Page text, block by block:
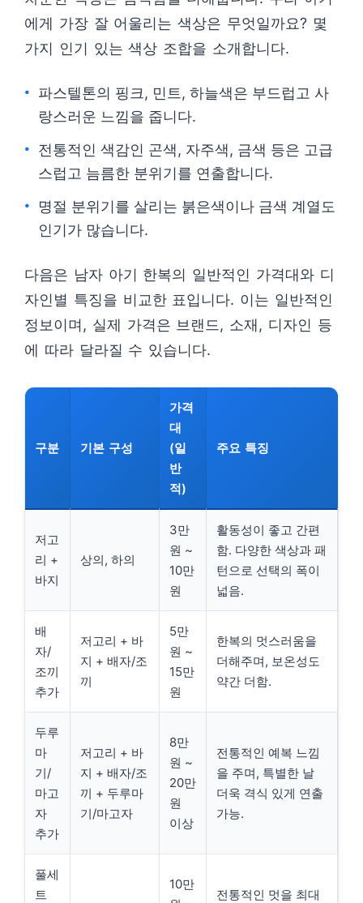
에게 가장 잘 어울리는 색상은 무엇일까요? 몇
가지 인기 있는 색상 조합을 소개합니다.
파스텔톤의 핑크, 민트, 하늘색은 부드럽고 사
랑스러운 느낌을 줍니다.
전통적인 색감인 곤색, 자주색, 금색 등은 고급
스럽고 늠름한 분위기를 연출합니다.
명절 분위기를 살리는 붉은색이나 금색 계열도
인기가 많습니다.
다음은 남자 아기 한복의 일반적인 가격대와 디
자인별 특징을 비교한 표입니다. 이는 일반적인
정보이며, 실제 가격은 브랜드, 소재, 디자인 등
에 따라 달라질 수 있습니다.
구분 기본 구성
가격
대
(일
반
적)
주요 특징
저고
리 +
바지
상의, 하의
3만
원 ~
10만
원
활동성이 좋고 간편
함. 다양한 색상과 패
턴으로 선택의 폭이
넓음.
배
자/
조끼
추가
저고리 + 바
지 + 배자/조
끼
5만
원 ~
15만
원
한복의 멋스러움을
더해주며, 보온성도
약간 더함.
두루
마
기/
마고
자
추가
저고리 + 바
지 + 배자/조
끼 + 두루마
기/마고자
8만
원 ~
20만
원
이상
전통적인 예복 느낌
을 주며, 특별한 날
더욱 격식 있게 연출
가능.
풀세
트
10만
전통적인 멋을 최대